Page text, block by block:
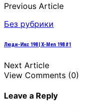
Previous Article
Без рубрики
Люди-Икс 198 | X-Men 198 #1
Next Article
View Comments (0)
Leave a Reply